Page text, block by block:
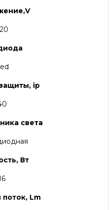
ip
света
Вт
Lm